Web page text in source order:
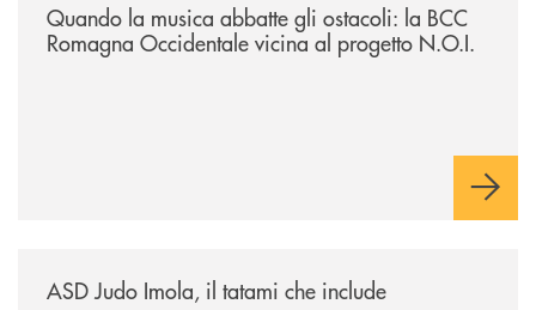
Quando la musica abbatte gli ostacoli: la BCC
Romagna Occidentale vicina al progetto N.O.I.
ASD Judo Imola, il tatami che include